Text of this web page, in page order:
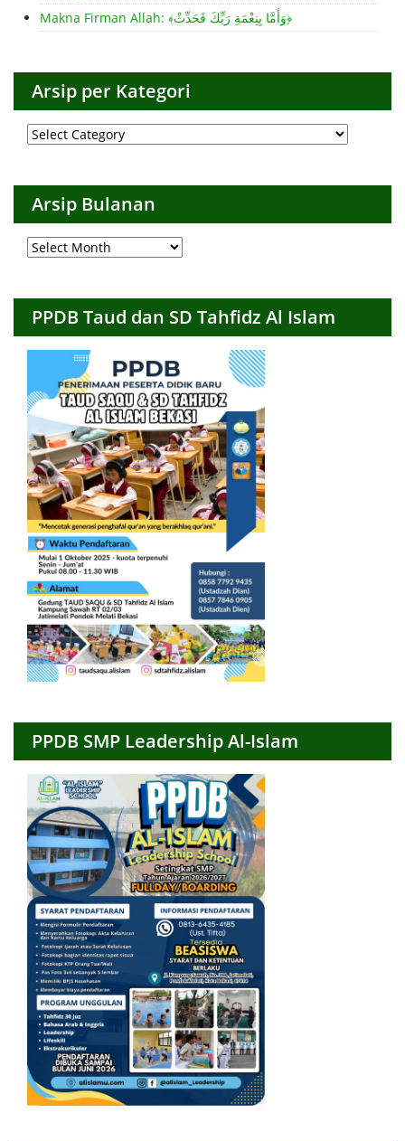
Makna Firman Allah: ﴾وَأَمَّا بِنِعْمَةِ رَبِّكَ فَحَدِّثْ﴿
Arsip per Kategori
Arsip
per
Arsip Bulanan
Arsip
Bulanan
PPDB Taud dan SD Tahfidz Al Islam
PPDB SMP Leadership Al-Islam